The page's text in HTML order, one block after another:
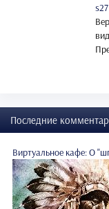
s27
Последние
Виртуальное кафе: О